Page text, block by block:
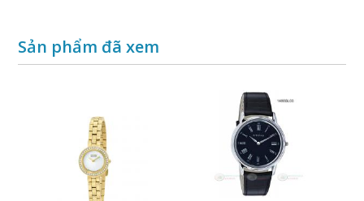
Sản phẩm đã xem